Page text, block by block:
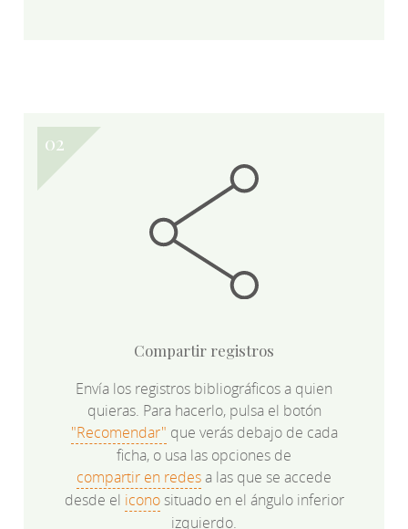
Compartir registros
Envía los registros bibliográficos a quien
quieras. Para hacerlo, pulsa el botón
"Recomendar" que verás debajo de cada
ficha, o usa las opciones de
compartir en redesa las que se accede
desde el iconosituado en el ángulo inferior
izquierdo.